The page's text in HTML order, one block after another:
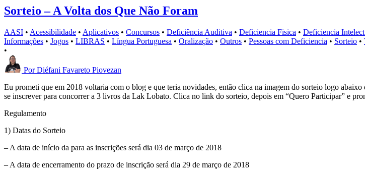
Sorteio – A Volta dos Que Não Foram
AASI • Acessibilidade • Aplicativos • Concursos • Deficiência Auditiva • Deficiencia Fisica • Deficiencia
Informações • Jogos • LIBRAS • Língua Portuguesa • Oralização • Outros • Pessoas com Deficiencia • Sorteio •
•
Por Diéfani Favareto Piovezan
Eu prometi que em 2018 voltaria com o blog e que teria novidades, então clica na imagem do sorteio logo abaixo
se inscrever para concorrer a 3 livros da Lak Lobato. Clica no link do sorteio, depois em “Quero Participar” e
Regulamento
1) Datas do Sorteio
– A data de início da para as inscrições será dia 03 de março de 2018
– A data de encerramento do prazo de inscrição será dia 29 de março de 2018